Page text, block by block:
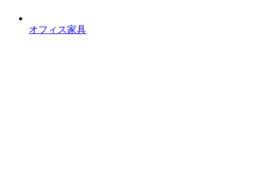
オフィス家具